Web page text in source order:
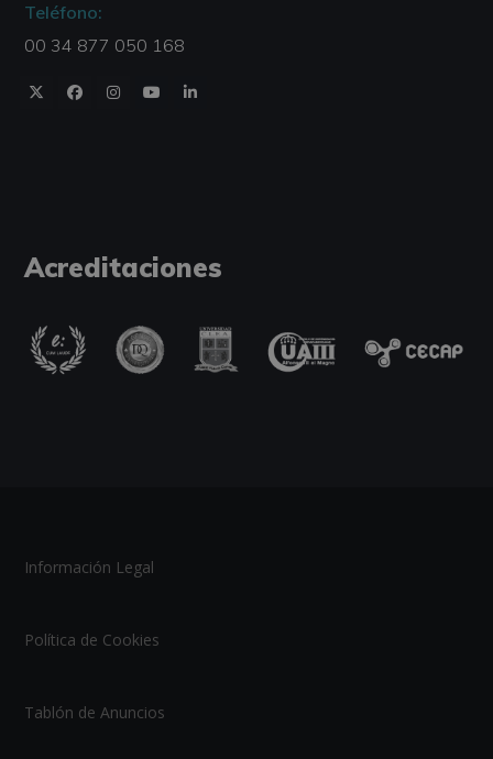
Teléfono:
00 34 877 050 168
Acreditaciones
Información Legal
Política de Cookies
Tablón de Anuncios